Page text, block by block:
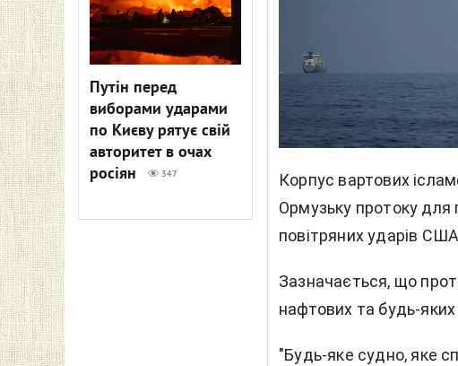
Путін перед
виборами ударами
по Києву рятує свій
авторитет в очах
росіян
347
Корпус вартових
Ормузьку протоку для
повітряних ударів
Зазначається, що
нафтових та будь-яких
"Будь-яке судно, яке